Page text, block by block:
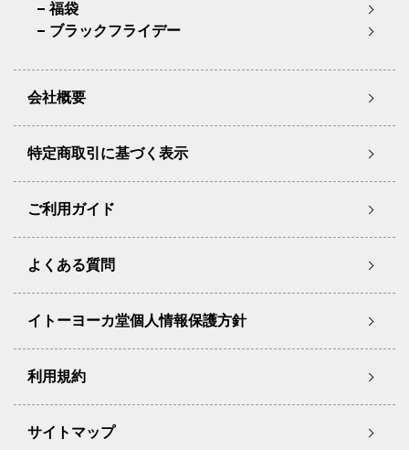
福袋
ブラックフライデー
会社概要
特定商取引に基づく表示
ご利用ガイド
よくある質問
イトーヨーカ堂個人情報保護方針
利用規約
サイトマップ